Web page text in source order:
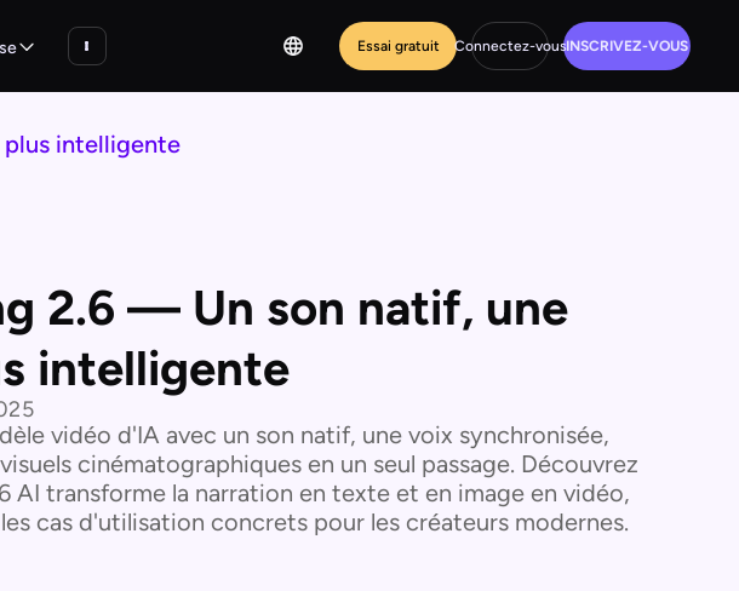
Essai gratuit Connectez-vousINSCRIVEZ-VOUS
intelligente
2.6 — Un son natif, une
intelligente
vidéo d'IA avec un son natif, une voix synchronisée,
cinématographiques en un seul passage. Découvrez
AI transforme la narration en texte et en image en vidéo,
cas d'utilisation concrets pour les créateurs modernes.